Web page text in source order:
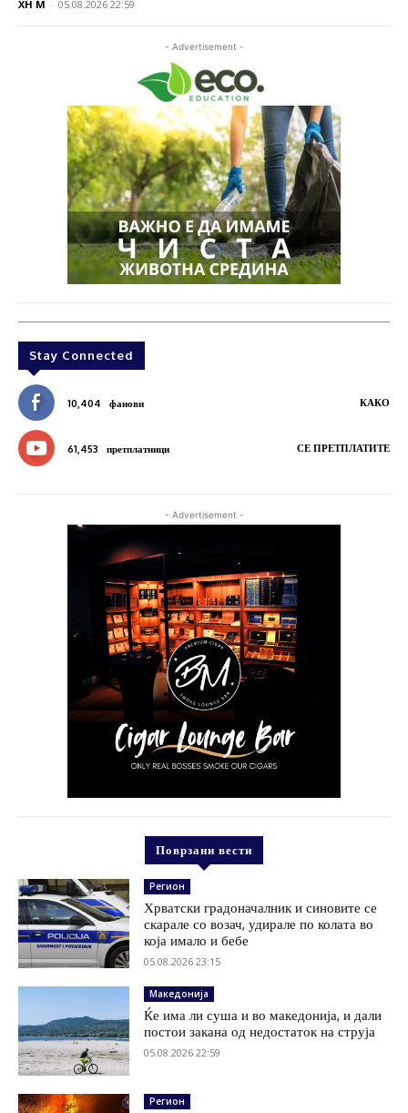
XH M - 05.08.2026 22:59
- Advertisement -
Stay Connected
10,404 фанови КАКО
61,453 претплатници СЕ ПРЕТПЛАТИТЕ
- Advertisement -
Поврзани вести
Регион
Хрватски градоначалник и синовите се
скарале со возач, удирале по колата во
која имало и бебе
05.08.2026 23:15
Македонија
Ќе има ли суша и во македонија, и дали
постои закана од недостаток на струја
05.08.2026 22:59
Регион